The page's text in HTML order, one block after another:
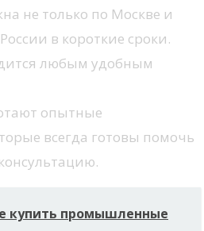
не только по Москве и
в короткие сроки.
любым удобным
опытные
всегда готовы помочь
купить промышленные